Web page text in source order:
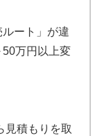
ート」が違
50万円以上変
見積もりを取